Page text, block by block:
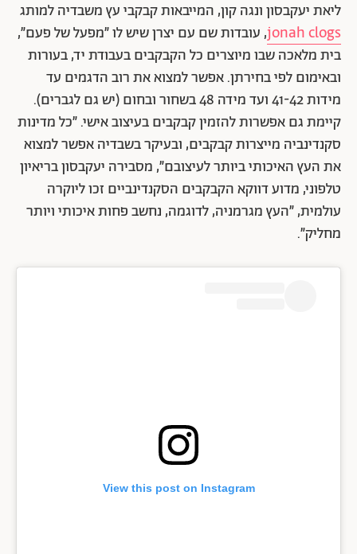
ליאת יעקבסון ונגה קון, המייבאות קבקבי עץ משבדיה למותג
jonah clogs, עובדות שם עם יצרן שיש לו ״מפעל של פעם״,
בית מלאכה שבו מיוצרים כל הקבקבים בעבודת יד, בעורות
ובאימום לפי בחירתן. אפשר למצוא את רוב הדגמים עד
מידות 41-42 ועד מידה 48 בשחור ובחום (יש גם לגברים).
קיימת גם אפשרות להזמין קבקבים בעיצוב אישי. ״כל מדינות
סקנדינביה מייצרות קבקבים, ובעיקר בשבדיה אפשר למצוא
את העץ האיכותי ביותר לעיצובם״, מסבירה יעקבסון בריאיון
טלפוני, מדוע דווקא הקבקבים הסקנדינביים זכו ליוקרה
עולמית, ״העץ מגרמניה, לדוגמה, נחשב פחות איכותי ויותר
מחליק״.
View this post on Instagram